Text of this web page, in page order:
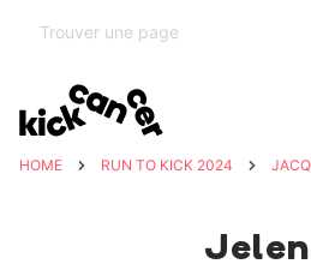
HOME RUN TO KICK 2024